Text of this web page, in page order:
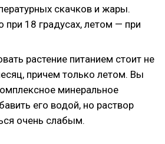
скачков и жары.
18 градусах, летом — при
растение питанием стоит не
причем только летом. Вы
минеральное
его водой, но раствор
очень слабым.